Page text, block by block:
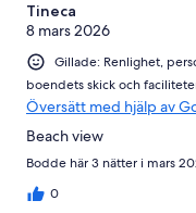
Tineca
8 mars 2026
Gillade: Renlighet,
boendets skick och
Översätt med hjälp av
Beach view
Bodde här 3 nätter i mars
0